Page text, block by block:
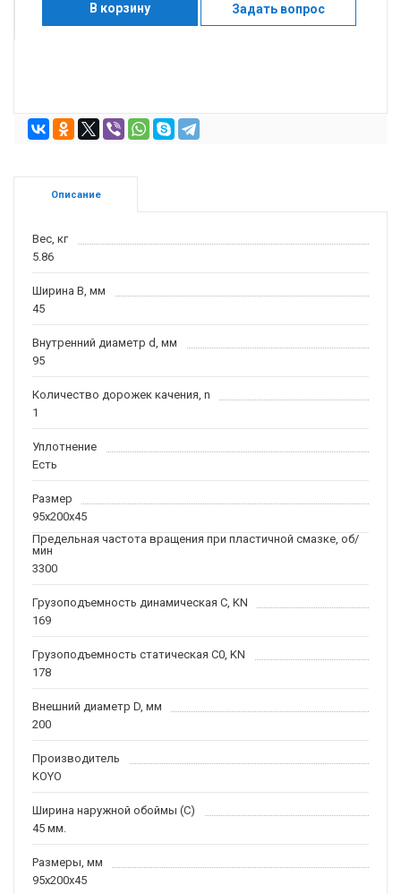
В корзину Задать вопрос
Описание
Вес, кг
5.86
Ширина B, мм
45
Внутренний диаметр d, мм
95
Количество дорожек качения, n
1
Уплотнение
Есть
Размер
95x200x45
Предельная частота вращения при пластичной смазке, об/
мин
3300
Грузоподъемность динамическая C, KN
169
Грузоподъемность статическая C0, KN
178
Внешний диаметр D, мм
200
Производитель
KOYO
Ширина наружной обоймы (C)
45 мм.
Размеры, мм
95x200x45